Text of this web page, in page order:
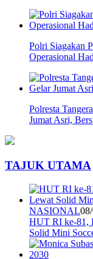
Polri Siagakan
Operasional
Polresta
Jumat Asri,
TAJUK UTAMA
NASIONAL
HUT RI ke-81,
Solid Mini